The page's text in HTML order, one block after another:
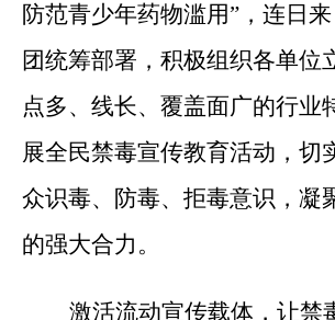
防范青少年药物滥用”，连日
团统筹部署，积极组织各单位
点多、线长、覆盖面广的行业
展全民禁毒宣传教育活动，切
众识毒、防毒、拒毒意识，凝
的强大合力。
激活流动宣传载体，让禁